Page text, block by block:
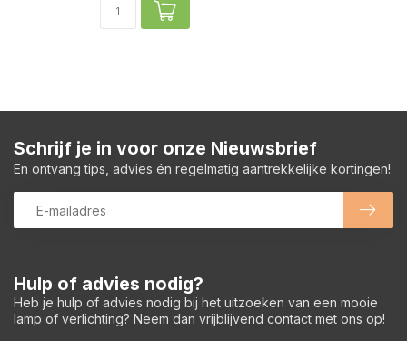
Hulp of advies nodig?
Heb je hulp of advies nodig bij het uitzoeken van een mooie
lamp of verlichting? Neem dan vrijblijvend contact met ons op!
Schrijf je in voor onze Nieuwsbrief
En ontvang tips, advies én regelmatig aantrekkelijke kortingen!